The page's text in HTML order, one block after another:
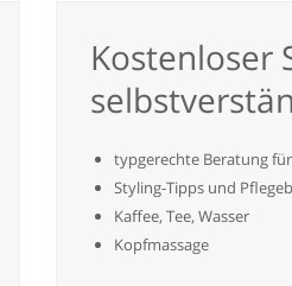
Kostenloser
typgerechte Beratung
Styling-Tipps und
Kaffee, Tee, Wasser
Kopfmassage